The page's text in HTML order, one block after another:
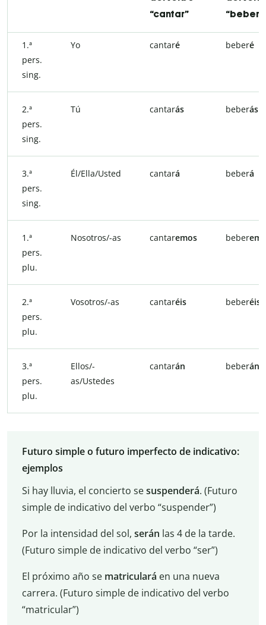
“cantar”
“beber”
1.ª
pers.
sing.
Yo cantaré beberé
2.ª
pers.
sing.
Tú cantarás beberás
3.ª
pers.
sing.
Él/Ella/Usted cantará beberá
1.ª
pers.
plu.
Nosotros/-as cantaremos beber
2.ª
pers.
plu.
Vosotros/-as cantaréis beberéis
3.ª
pers.
plu.
Ellos/-
as/Ustedes
cantarán beberán
Futuro simple o futuro imperfecto de indicativo:
ejemplos
Si hay lluvia, el concierto sesuspenderá. (Futuro
simple de indicativo del verbo “suspender”)
Por la intensidad del sol, serán las 4 de la tarde.
(Futuro simple de indicativo del verbo “ser”)
El próximo año se matriculará en una nueva
carrera. (Futuro simple de indicativo del verbo
“matricular”)